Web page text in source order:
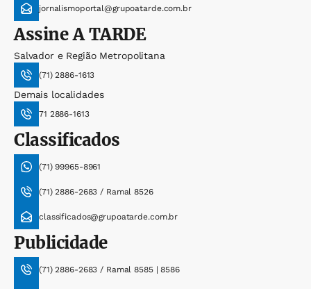
jornalismoportal@grupoatarde.com.br
AssineA TARDE
Salvador e Região Metropolitana
(71) 2886-1613
Demais localidades
71 2886-1613
Classificados
(71) 99965-8961
(71) 2886-2683 / Ramal 8526
classificados@grupoatarde.com.br
Publicidade
(71) 2886-2683 / Ramal 8585 | 8586